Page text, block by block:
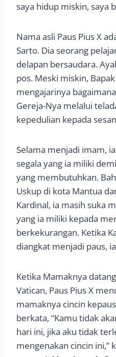
saya hidup miskin, saya
Nama asli Paus Pius X
Sarto. Dia seorang
delapan bersaudara.
pos. Meski miskin,
mengajarinya
Gereja-Nya melalui
kepedulian kepada
Selama menjadi imam,
segala yang ia miliki
yang membutuhkan.
Uskup di kota Mantua
Kardinal, ia masih suka
yang ia miliki kepada
berkekurangan. Ketika
diangkat menjadi paus,
Ketika Mamaknya
Vatican, Paus Pius X
mamaknya cincin
berkata, “Kamu tidak
hari ini, jika aku tidak
mengenakan cincin ini,”